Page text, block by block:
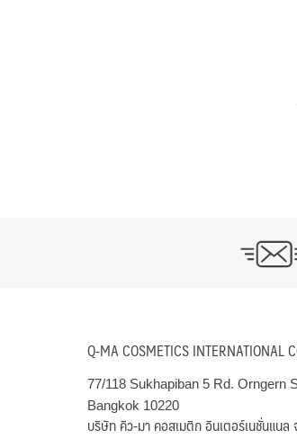
Q-MA COSMETICS INTERNATIONAL
77/118 Sukhapiban 5 Rd. Orngern
Bangkok 10220
บริษัท คิว-มา คอสเมติก อินเตอร์เนชั่นแนล